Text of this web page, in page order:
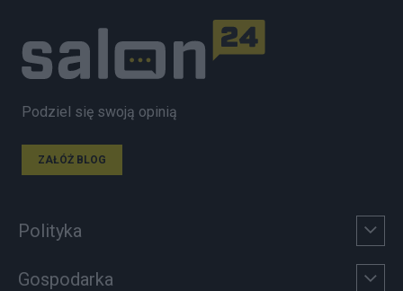
Podziel się swoją opinią
ZAŁÓŻ BLOG
Polityka
Gospodarka